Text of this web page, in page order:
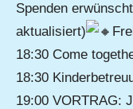
Spenden erwünscht
aktualisiert)
18:30 Come
18:30
19:00 VORTRAG: